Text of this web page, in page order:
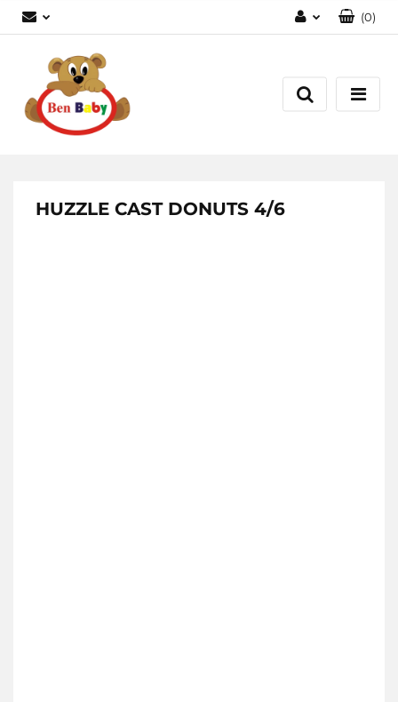
Zarejestruj się
Dodaj zgłoszenie
(0)
HUZZLE CAST DONUTS 4/6